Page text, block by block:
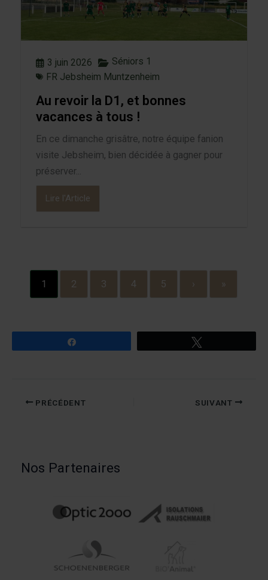
3 juin 2026
Séniors 1
FR Jebsheim Muntzenheim
Au revoir la D1, et bonnes
vacances à tous !
En ce dimanche grisâtre, notre équipe fanion
visite Jebsheim, bien décidée à gagner pour
préserver...
Lire l'Article
1 2 3 4 5 › »
PRÉCÉDENT SUIVANT
Nos Partenaires